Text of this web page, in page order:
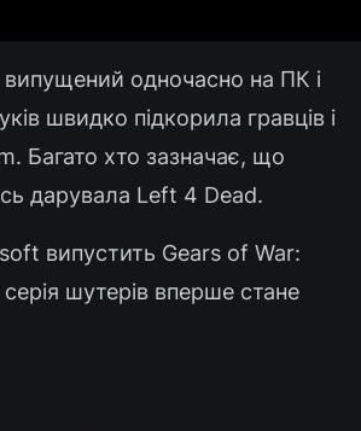
одночасно на ПК і
швидко підкорила гравців і
Багато хто зазначає, що
дарувала Left 4 Dead.
випустить Gears of War:
шутерів вперше стане